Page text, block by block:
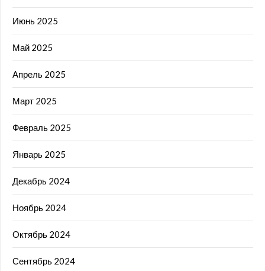
Июнь 2025
Май 2025
Апрель 2025
Март 2025
Февраль 2025
Январь 2025
Декабрь 2024
Ноябрь 2024
Октябрь 2024
Сентябрь 2024